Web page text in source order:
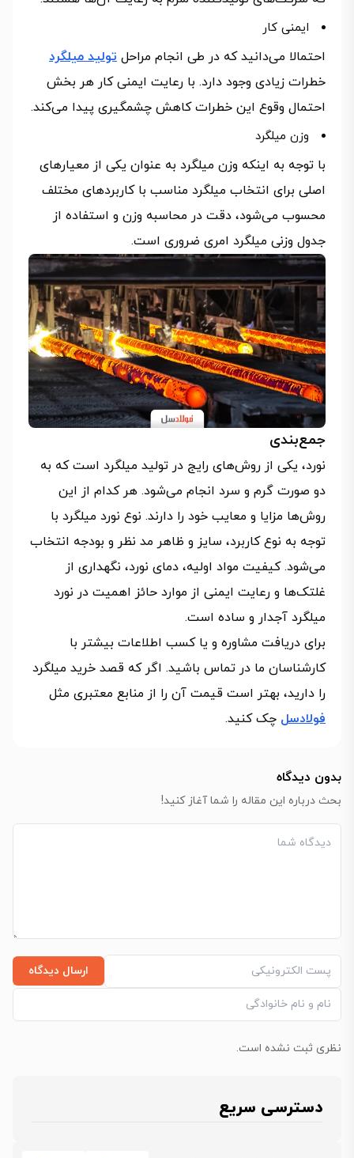
ایمنی کار
احتمالا می‌دانید که در طی انجام مراحل تولید میلگرد
خطرات زیادی وجود دارد. با رعایت ایمنی کار هر بخش
احتمال وقوع این خطرات کاهش چشمگیری پیدا می‌کند.
وزن میلگرد
با توجه به اینکه وزن میلگرد به عنوان یکی از معیارهای
اصلی برای انتخاب میلگرد مناسب با کاربردهای مختلف
محسوب می‌شود، دقت در محاسبه وزن و استفاده از
جدول وزنی میلگرد امری ضروری است.
جمع‌بندی
نورد، یکی از روش‌های رایج در تولید میلگرد است که به‌
دو صورت گرم و سرد انجام می‌شود. هر کدام از این
روش‌ها مزایا و معایب خود را دارند. نوع نورد میلگرد با
توجه به نوع کاربرد، سایز و ظاهر مد نظر و بودجه انتخاب
می‌شود. کیفیت مواد اولیه، دمای نورد، نگهداری از
غلتک‌ها و رعایت ایمنی از موارد حائز اهمیت در نورد
میلگرد آجدار و ساده است.
برای دریافت مشاوره و یا کسب اطلاعات بیشتر با
کارشناسان ما در تماس باشید. اگر که قصد خرید میلگرد
را دارید، بهتر است قیمت آن را از منابع معتبری مثل
فولادسل چک کنید.
بدون دیدگاه
بحث درباره این مقاله را شما آغاز کنید!
ارسال دیدگاه
نظری ثبت نشده است.
دسترسی سریع